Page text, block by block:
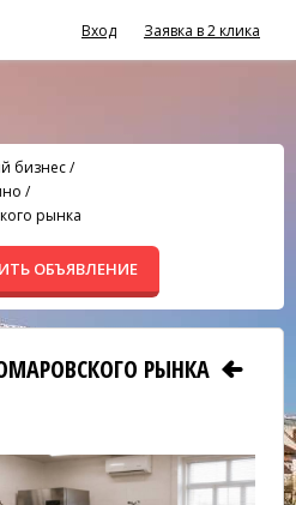
Вход Заявка в 2 клика
бизнес/
/
рынка
ОБЪЯВЛЕНИЕ
РЫНКА